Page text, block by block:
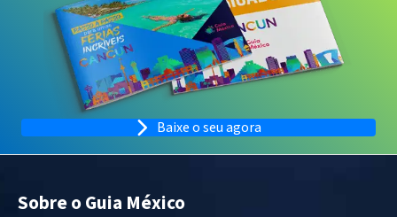
Baixe o seu agora
Sobre o Guia México